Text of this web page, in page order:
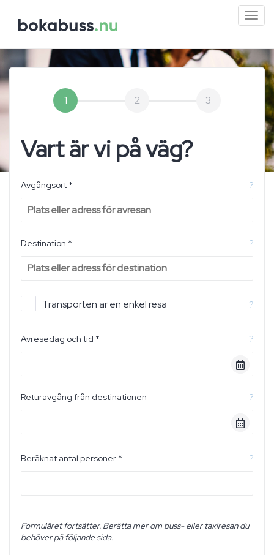
1 2 3
Vart är vi på väg?
Avgångsort * ?
Destination * ?
Transporten är en enkel resa ?
Avresedag och tid * ?
Returavgång från destinationen ?
Beräknat antal personer * ?
Formuläret fortsätter. Berätta mer om buss- eller taxiresan du
behöver på följande sida.